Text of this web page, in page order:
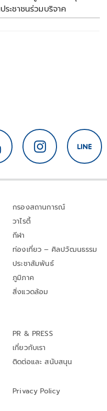
ะชาชนร่วมบริจาค
กรองสถานการณ์
วาไรตี้
กีฬา
ท่องเที่ยว – ศิลปวัฒนธรรม
ประชาสัมพันธ์
ภูมิภาค
สิ่งแวดล้อม
PR & PRESS
เกี่ยวกับเรา
ติดต่อและ สนับสนุน
Privacy Policy